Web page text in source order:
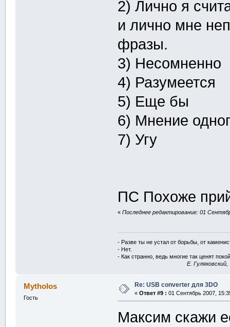
2) Лично я
и лично мне
фразы.
3) Несомненно
4) Разумеется
5) Еще бы
6) Мнение
7) Угу
ПС Похоже
«Последнее редактирование: 01
- Разве ты не устал от борьбы, от
- Нет.
- Как странно, ведь многие так ценят
E.
Mytholos
Гость
Re: USB converter для 3DO
« Ответ #9 : 01 Сентябрь 2007,
Максим скажи